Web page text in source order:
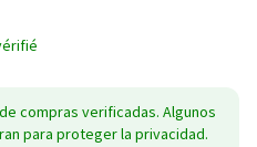
compras verificadas. Algunos
para proteger la privacidad.